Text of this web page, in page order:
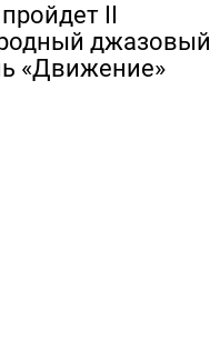
II
джазовый
«Движение»